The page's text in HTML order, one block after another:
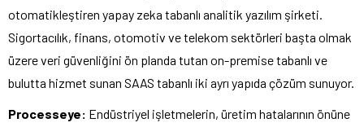
otomatikleştiren yapay zeka tabanlı analitik yazılım şirketi.
Sigortacılık, finans, otomotiv ve telekom sektörleri başta olmak
üzere veri güvenliğini ön planda tutan on-premise tabanlı ve
bulutta hizmet sunan SAAS tabanlı iki ayrı yapıda çözüm sunuyor.
Processeye: Endüstriyel işletmelerin, üretim hatalarının önüne